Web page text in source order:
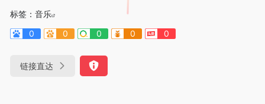
标签： 音乐
0
0 0 0 0
链接直达